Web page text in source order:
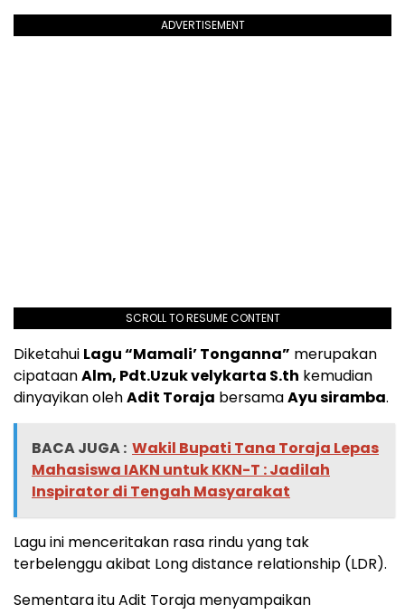
ADVERTISEMENT
SCROLL TO RESUME CONTENT
Diketahui Lagu “Mamali’ Tonganna” merupakan
cipataanAlm, Pdt.Uzuk velykarta S.th kemudian
dinyayikan olehAdit Toraja bersamaAyu siramba.
BACA JUGA : Wakil Bupati Tana Toraja Lepas
Mahasiswa IAKN untuk KKN-T : Jadilah
Inspirator di Tengah Masyarakat
Lagu ini menceritakan rasa rindu yang tak
terbelenggu akibat Long distance relationship (LDR).
Sementara itu Adit Toraja menyampaikan